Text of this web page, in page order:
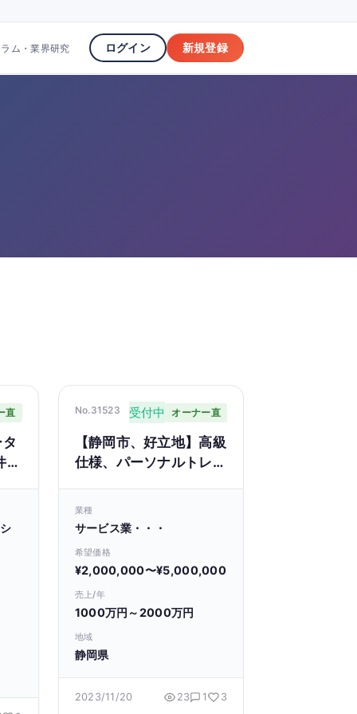
ラム・業界研究 ログイン 新規登録
直 No.31523 受付中 オーナー直
【静岡市、好立地】高級
仕様、パーソナルトレー
装、マシン他)譲渡、す
ぐに営業可能
業種
サービス業・・・
希望価格
¥2,000,000〜¥5,000,000
売上/年
1000万円～2000万円
地域
静岡県
2023/11/20 23 1 3